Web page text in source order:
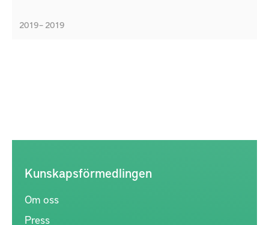
2019 – 2019
Kunskapsförmedlingen
Om oss
Press